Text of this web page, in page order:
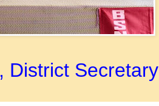
, District Secretary